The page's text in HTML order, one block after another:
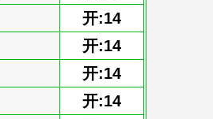
开:14
开:14
开:14
开:14